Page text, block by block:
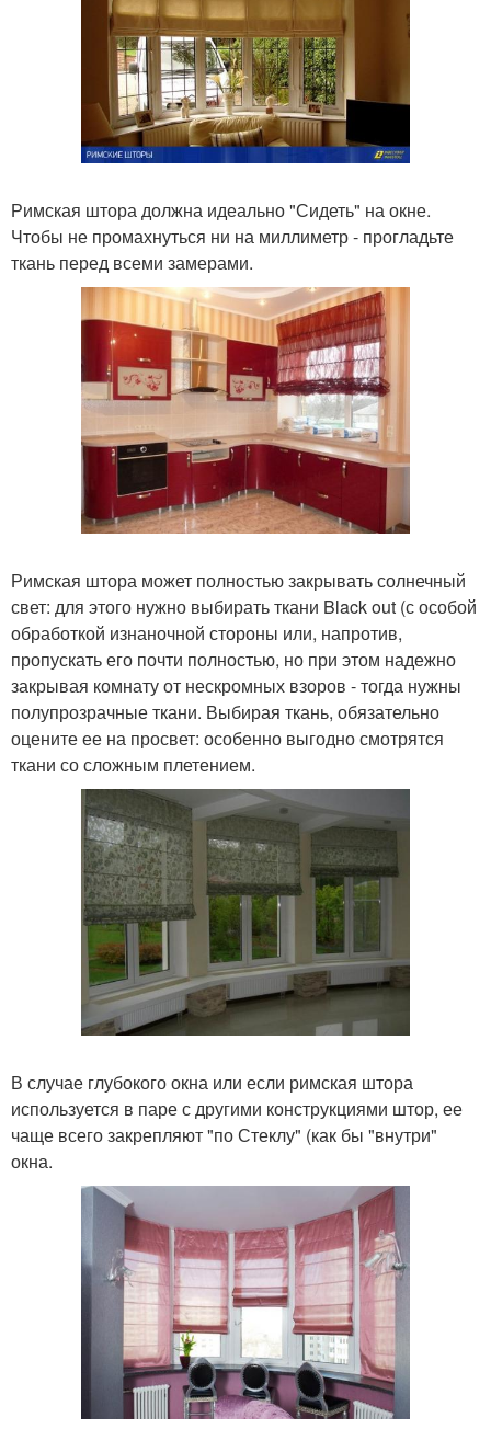
Римская штора должна идеально "Сидеть" на окне.
Чтобы не промахнуться ни на миллиметр - прогладьте
ткань перед всеми замерами.
Римская штора может полностью закрывать солнечный
свет: для этого нужно выбирать ткани Black out (с особой
обработкой изнаночной стороны или, напротив,
пропускать его почти полностью, но при этом надежно
закрывая комнату от нескромных взоров - тогда нужны
полупрозрачные ткани. Выбирая ткань, обязательно
оцените ее на просвет: особенно выгодно смотрятся
ткани со сложным плетением.
В случае глубокого окна или если римская штора
используется в паре с другими конструкциями штор, ее
чаще всего закрепляют "по Стеклу" (как бы "внутри"
окна.